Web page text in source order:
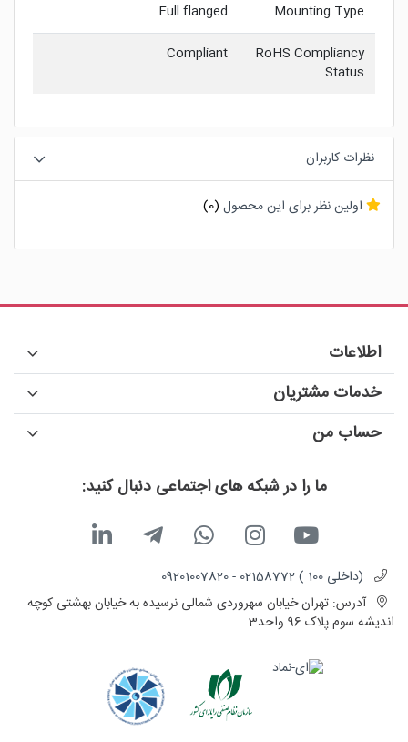
Mounting Type
Full flanged
RoHS Compliancy
Status
Compliant
نظرات کاربران
اولین نظر برای این محصول (0)
ما را در شبکه های اجتماعی دنبال کنید:
(داخلی 100 ) 02158772 - 09201007820
آدرس: تهران خیابان سهروردی شمالی نرسیده به خیابان بهشتی کوچه
اندیشه سوم پلاک 96 واحد3
اطلاعات
خدمات مشتریان
حساب من